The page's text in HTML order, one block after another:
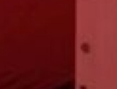
Wat is de privacyverklaring
Berekent KamersMaastricht
Alle veelgestelde vragen